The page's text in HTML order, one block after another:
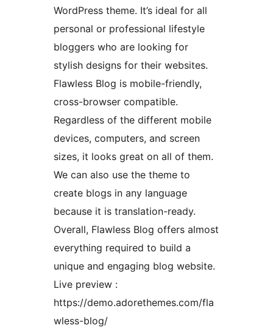
WordPress theme. It’s ideal for all
personal or professional lifestyle
bloggers who are looking for
stylish designs for their websites.
Flawless Blog is mobile-friendly,
cross-browser compatible.
Regardless of the different mobile
devices, computers, and screen
sizes, it looks great on all of them.
We can also use the theme to
create blogs in any language
because it is translation-ready.
Overall, Flawless Blog offers almost
everything required to build a
unique and engaging blog website.
Live preview :
https://demo.adorethemes.com/fla
wless-blog/